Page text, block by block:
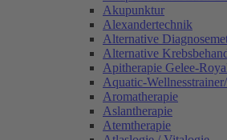
Akupunktur
Alexandertechnik
Alternative
Alternative
Apitherapie Gelee-
Aquatic-
Aromatherapie
Aslantherapie
Atemtherapie